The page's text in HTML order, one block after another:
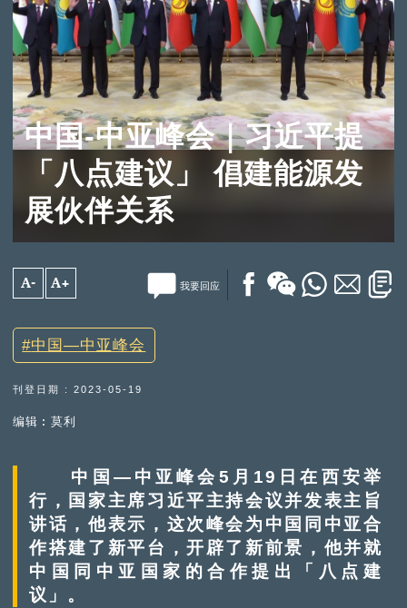
中国-中亚峰会｜习近平提
「八点建议」 倡建能源发
展伙伴关系
A- A+ 我要回应
中国—中亚峰会
刊登日期 : 2023-05-19
编辑︰莫利
中国—中亚峰会5月19日在西安举
行，国家主席习近平主持会议并发表主旨
讲话，他表示，这次峰会为中国同中亚合
作搭建了新平台，开辟了新前景，他并就
中国同中亚国家的合作提出「八点建
议」。